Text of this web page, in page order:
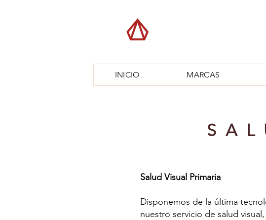
INICIO MARCAS
Salud Visual Primaria
Disponemos de la última
nuestro servicio de salud